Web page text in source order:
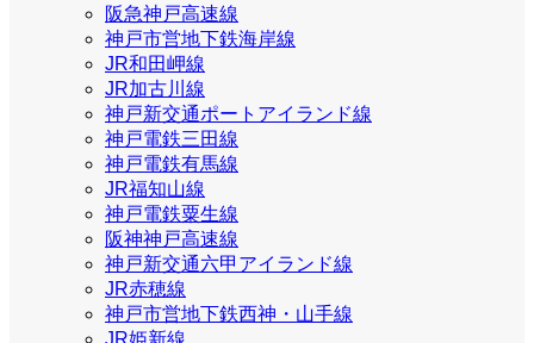
阪急神戸高速線
神戸市営地下鉄海岸線
JR和田岬線
JR加古川線
神戸新交通ポートアイランド線
神戸電鉄三田線
神戸電鉄有馬線
JR福知山線
神戸電鉄粟生線
阪神神戸高速線
神戸新交通六甲アイランド線
JR赤穂線
神戸市営地下鉄西神・山手線
JR姫新線